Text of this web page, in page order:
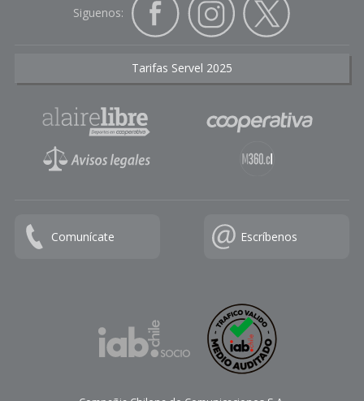
Siguenos:
Tarifas Servel 2025
Comunícate Escríbenos